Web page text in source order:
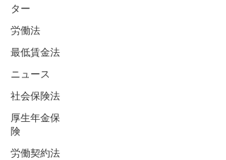
ター
労働法
最低賃金法
ニュース
社会保険法
厚生年金保
険
労働契約法